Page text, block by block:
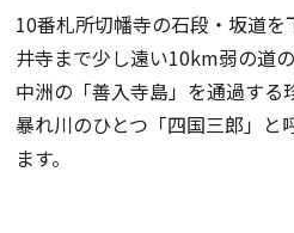
10番札所切幡寺の石段・坂道
井寺まで少し遠い10km弱の道
中洲の「善入寺島」を通過する
暴れ川のひとつ「四国三郎」と
ます。